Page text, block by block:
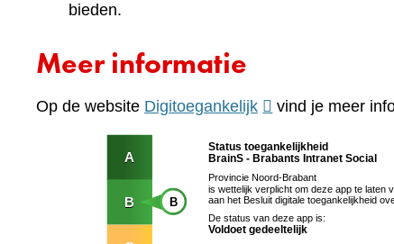
bieden.
Meer informatie
Op de website Digitoegankelijk(verwijst
een
andere
website)
vind je meer